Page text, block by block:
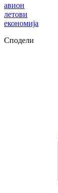
авион
летови
економија
Сподели